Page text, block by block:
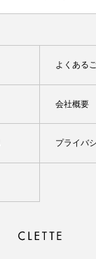
よくある
会社概要
プライバ